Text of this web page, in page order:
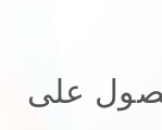
على